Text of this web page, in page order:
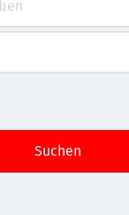
Suchen